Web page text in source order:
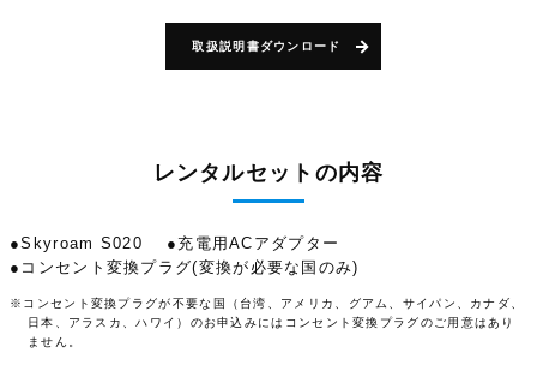
取扱説明書ダウンロード
レンタルセットの内容
●Skyroam S020
●充電用ACアダプター
●コンセント変換プラグ(変換が必要な国のみ)
※コンセント変換プラグが不要な国（台湾、アメリカ、グアム、サイパン、カナダ、
日本、アラスカ、ハワイ）のお申込みにはコンセント変換プラグのご用意はあり
ません。